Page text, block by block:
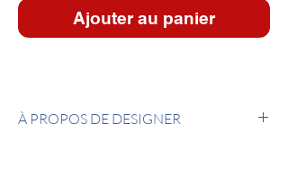
Ajouter au panier
À PROPOS DE DESIGNER